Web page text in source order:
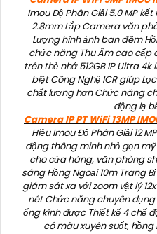
Imou Độ Phân Giải 5.0 MP
2.8mm Lắp Camera văn
Lượng hình ảnh ban đêm
chức năng Thu Âm cao cấp
trên thẻ nhớ 512GB IP Ultra
biệt Công Nghệ ICR giúp
chất lượng hơn Chức năng
động lạ
Camera IP PT WiFi 13MP
Hiệu Imou Độ Phân Giải 12
động thông minh nhỏ gọn
cho cửa hàng, văn phòng
sáng Hồng Ngoại 10m Trang
giám sát xa với zoom vật lý
nét Chức năng chuyên
ống kính được Thiết kế 4 chế
có màu xuyên suốt,